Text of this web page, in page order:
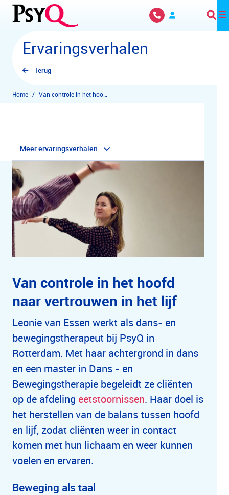
Overslaan en naar hoofdinhoud gaan
Ervaringsverhalen
Terug
Home
Meer ervaringsverhalen
Van controle in het hoofd
naar vertrouwen in het lijf
Leonie van Essen werkt als dans- en
bewegingstherapeut bij PsyQ in
Rotterdam. Met haar achtergrond in dans
en een master in Dans - en
Bewegingstherapie begeleidt ze cliënten
op de afdeling eetstoornissen. Haar doel is
het herstellen van de balans tussen hoofd
en lijf, zodat cliënten weer in contact
komen met hun lichaam en weer kunnen
voelen en ervaren.
Beweging als taal